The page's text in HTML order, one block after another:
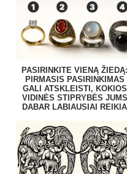
PASIRINKITE VIENĄ ŽIEDĄ:
PIRMASIS PASIRINKIMAS
GALI ATSKLEISTI, KOKIOS
VIDINĖS STIPRYBĖS JUMS
DABAR LABIAUSIAI REIKIA